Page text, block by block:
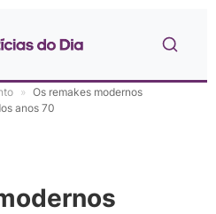
» Os remakes modernos
anos 70